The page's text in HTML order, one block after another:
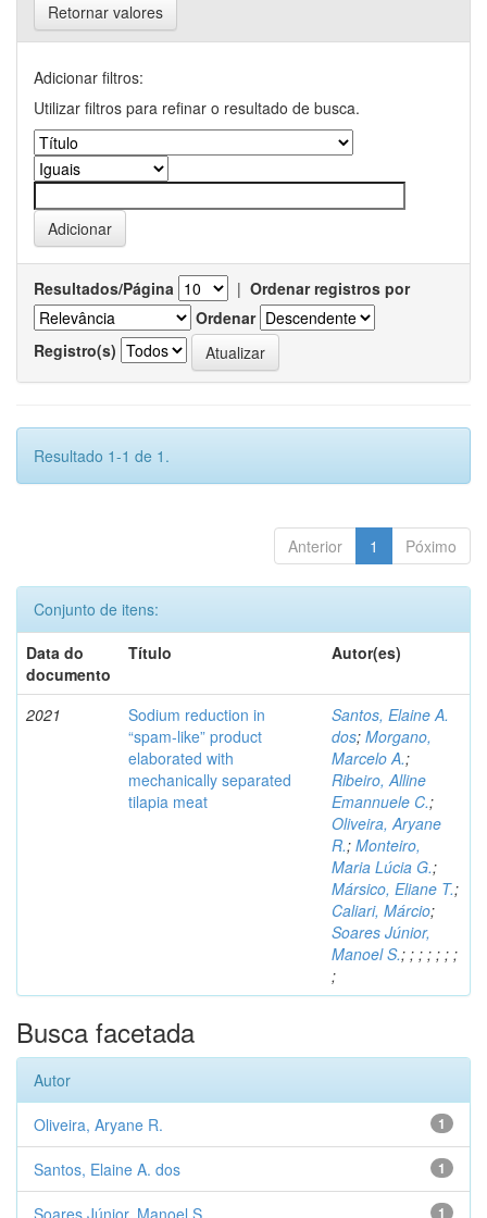
Retornar valores
Adicionar filtros:
Utilizar filtros para refinar o resultado de busca.
Resultados/Página | Ordenar registros por
Ordenar
Registro(s)
Resultado 1-1 de 1.
Anterior 1 Póximo
Conjunto de itens:
Data do
documento
Título Autor(es)
2021
Sodium reduction in
“spam-like” product
elaborated with
mechanically separated
tilapia meat
Santos, Elaine A.
dos; Morgano,
Marcelo A.;
Ribeiro, Alline
Emannuele C.;
Oliveira, Aryane
R.; Monteiro,
Maria Lúcia G.;
Mársico, Eliane T.;
Caliari, Márcio;
Soares Júnior,
Manoel S.; ; ; ; ; ; ;
;
Busca facetada
Autor
1
Oliveira, Aryane R.
1
Santos, Elaine A. dos
1